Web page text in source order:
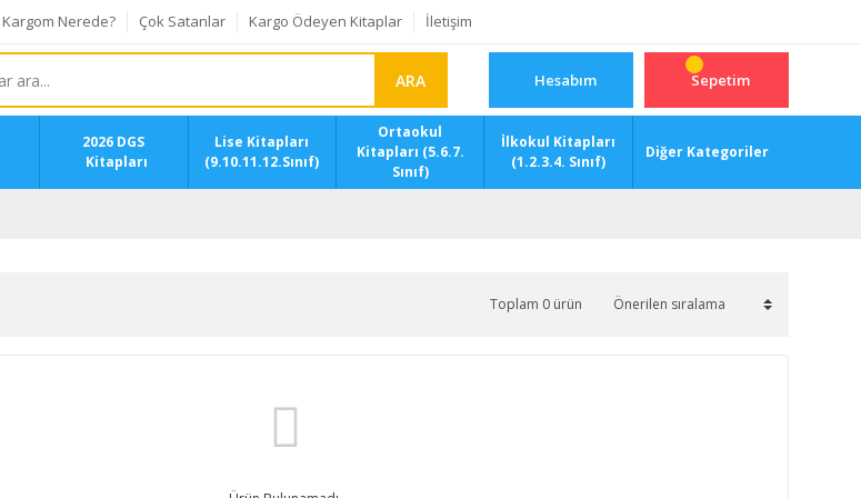
Kargom Nerede? Çok Satanlar Kargo Ödeyen Kitaplar İletişim
ARA Hesabım Sepetim
2026 DGS
Kitapları
Lise Kitapları
(9.10.11.12.Sınıf)
Ortaokul
Kitapları (5.6.7.
Sınıf)
İlkokul Kitapları
(1.2.3.4. Sınıf)
Diğer Kategoriler
Toplam 0 ürün